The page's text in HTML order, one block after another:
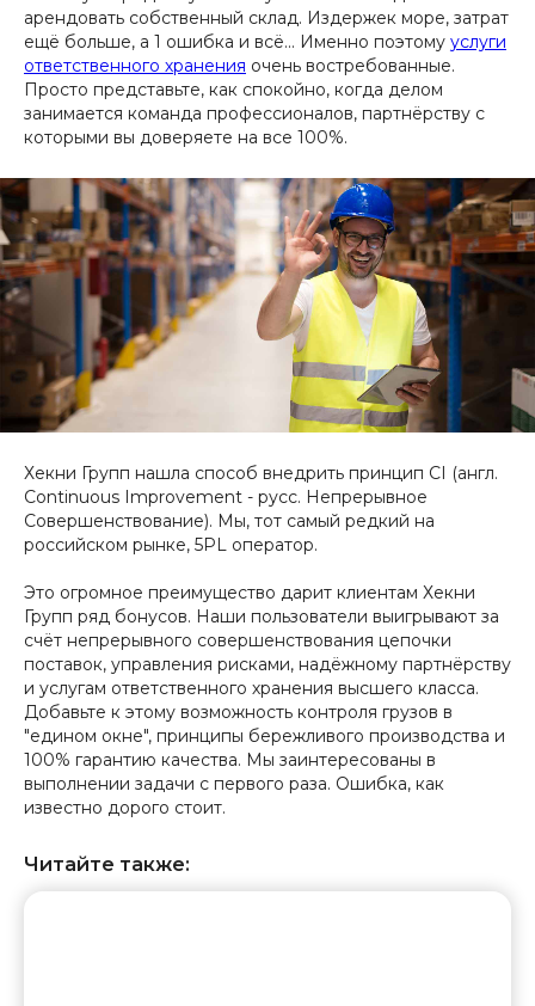
арендовать собственный склад. Издержек море, затрат
ещё больше, а 1 ошибка и всё... Именно поэтому услуги
ответственного хранения очень востребованные.
Просто представьте, как спокойно, когда делом
занимается команда профессионалов, партнёрству с
которыми вы доверяете на все 100%.
Хекни Групп нашла способ внедрить принцип CI (англ.
Continuous Improvement - русс. Непрерывное
Совершенствование). Мы, тот самый редкий на
российском рынке, 5PL оператор.
Это огромное преимущество дарит клиентам Хекни
Групп ряд бонусов. Наши пользователи выигрывают за
счёт непрерывного совершенствования цепочки
поставок, управления рисками, надёжному партнёрству
и услугам ответственного хранения высшего класса.
Добавьте к этому возможность контроля грузов в
"едином окне", принципы бережливого производства и
100% гарантию качества. Мы заинтересованы в
выполнении задачи с первого раза. Ошибка, как
известно дорого стоит.
Читайте также: